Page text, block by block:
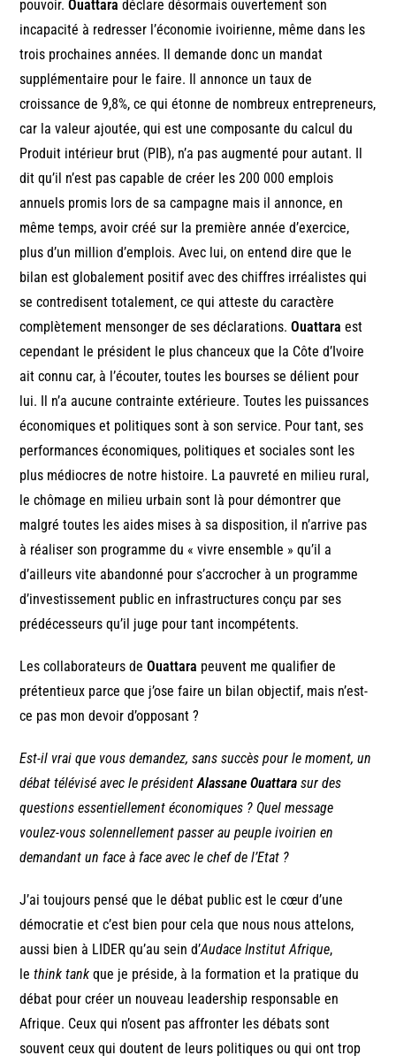
pouvoir.Ouattara déclare désormais ouvertement son
incapacité à redresser l’économie ivoirienne, même dans les
trois prochaines années. Il demande donc un mandat
supplémentaire pour le faire. Il annonce un taux de
croissance de 9,8%, ce qui étonne de nombreux entrepreneurs,
car la valeur ajoutée, qui est une composante du calcul du
Produit intérieur brut (PIB), n’a pas augmenté pour autant. Il
dit qu’il n’est pas capable de créer les 200 000 emplois
annuels promis lors de sa campagne mais il annonce, en
même temps, avoir créé sur la première année d’exercice,
plus d’un million d’emplois. Avec lui, on entend dire que le
bilan est globalement positif avec des chiffres irréalistes qui
se contredisent totalement, ce qui atteste du caractère
complètement mensonger de ses déclarations.Ouattara est
cependant le président le plus chanceux que la Côte d’Ivoire
ait connu car, à l’écouter, toutes les bourses se délient pour
lui. Il n’a aucune contrainte extérieure. Toutes les puissances
économiques et politiques sont à son service. Pour tant, ses
performances économiques, politiques et sociales sont les
plus médiocres de notre histoire. La pauvreté en milieu rural,
le chômage en milieu urbain sont là pour démontrer que
malgré toutes les aides mises à sa disposition, il n’arrive pas
à réaliser son programme du « vivre ensemble » qu’il a
d’ailleurs vite abandonné pour s’accrocher à un programme
d’investissement public en infrastructures conçu par ses
prédécesseurs qu’il juge pour tant incompétents.
Les collaborateurs deOuattara peuvent me qualifier de
prétentieux parce que j’ose faire un bilan objectif, mais n’est-
ce pas mon devoir d’opposant ?
Est-il vrai que vous demandez, sans succès pour le moment, un
débat télévisé avec le présidentAlassane Ouattara sur des
questions essentiellement économiques ? Quel message
voulez-vous solennellement passer au peuple ivoirien en
demandant un face à face avec le chef de l’Etat ?
J’ai toujours pensé que le débat public est le cœur d’une
démocratie et c’est bien pour cela que nous nous attelons,
aussi bien à LIDER qu’au sein d’Audace Institut Afrique,
lethink tank que je préside, à la formation et la pratique du
débat pour créer un nouveau leadership responsable en
Afrique. Ceux qui n’osent pas affronter les débats sont
souvent ceux qui doutent de leurs politiques ou qui ont trop